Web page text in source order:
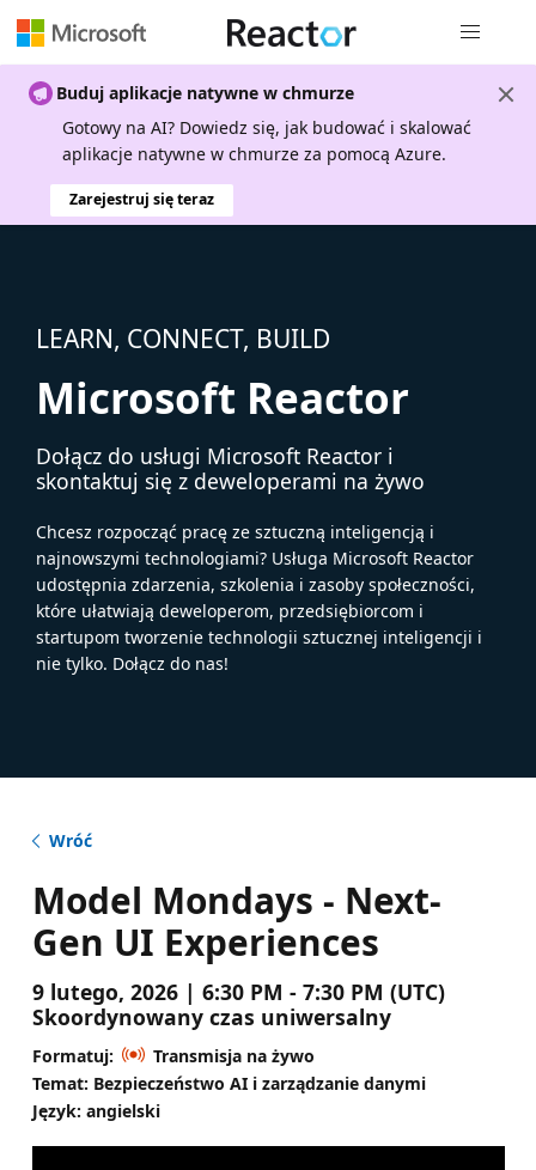
Buduj aplikacje natywne w chmurze
Gotowy na AI? Dowiedz się, jak budować i skalować
aplikacje natywne w chmurze za pomocą Azure.
Zarejestruj się teraz
LEARN, CONNECT, BUILD
Microsoft Reactor
Dołącz do usługi Microsoft Reactor i
skontaktuj się z deweloperami na żywo
Chcesz rozpocząć pracę ze sztuczną inteligencją i
najnowszymi technologiami? Usługa Microsoft Reactor
udostępnia zdarzenia, szkolenia i zasoby społeczności,
które ułatwiają deweloperom, przedsiębiorcom i
startupom tworzenie technologii sztucznej inteligencji i
nie tylko. Dołącz do nas!
Wróć
Model Mondays - Next-
Gen UI Experiences
9 lutego, 2026 | 6:30 PM - 7:30 PM (UTC)
Skoordynowany czas uniwersalny
Formatuj:
Transmisja na żywo
Temat: Bezpieczeństwo AI i zarządzanie danymi
Język: angielski